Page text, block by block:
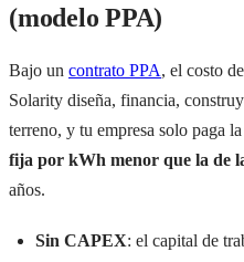
(modelo PPA)
Bajo un contrato PPA, el costo
Solarity diseña, financia,
terreno, y tu empresa solo paga
fija por kWh menor que la de
años.
Sin CAPEX: el capital de